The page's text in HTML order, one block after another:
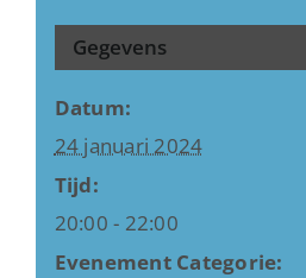
Gegevens
Datum:
24 januari 2024
Tijd:
20:00 - 22:00
Evenement Categorie: